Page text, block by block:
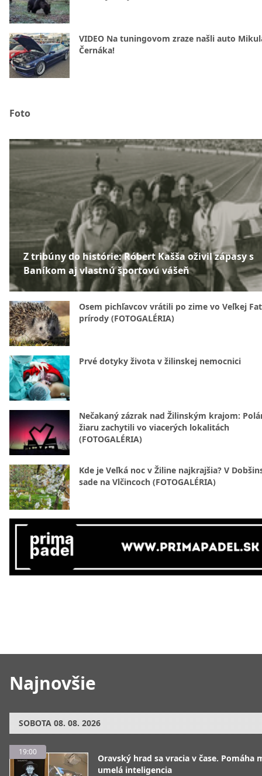
Najnovšie
SOBOTA 08. 08. 2026
19:00
Oravský hrad sa vracia v čase. Pomáha
umelá inteligencia
VIDEO Na tuningovom zraze našli auto
Černáka!
Foto
Z tribúny do histórie: Róbert Kašša oživil zápasy s
Baníkom aj vlastnú športovú vášeň
Osem pichľavcov vrátili po zime vo Veľkej
prírody (FOTOGALÉRIA)
Prvé dotyky života v žilinskej nemocnici
Nečakaný zázrak nad Žilinským krajom:
žiaru zachytili vo viacerých lokalitách
(FOTOGALÉRIA)
Kde je Veľká noc v Žiline najkrajšia? V
sade na Vlčincoch (FOTOGALÉRIA)